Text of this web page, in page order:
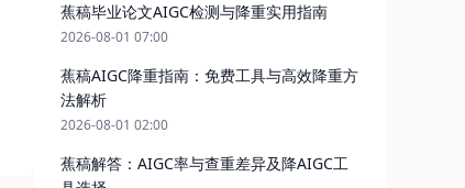
蕉稿毕业论文AIGC检测与降重实用指南
2026-08-01 07:00
蕉稿AIGC降重指南：免费工具与高效降重方
法解析
2026-08-01 02:00
蕉稿解答：AIGC率与查重差异及降AIGC工